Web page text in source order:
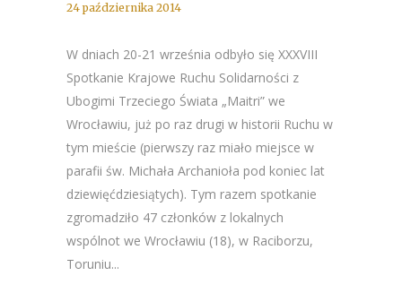
24 października 2014
W dniach 20-21 września odbyło się XXXVIII
Spotkanie Krajowe Ruchu Solidarności z
Ubogimi Trzeciego Świata „Maitri” we
Wrocławiu, już po raz drugi w historii Ruchu w
tym mieście (pierwszy raz miało miejsce w
parafii św. Michała Archanioła pod koniec lat
dziewięćdziesiątych). Tym razem spotkanie
zgromadziło 47 członków z lokalnych
wspólnot we Wrocławiu (18), w Raciborzu,
Toruniu...